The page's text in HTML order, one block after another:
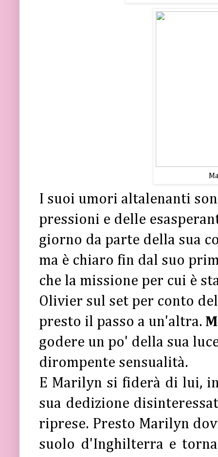
I suoi umori altalenanti
pressioni e delle
giorno da parte della sua
ma è chiaro fin dal suo
che la missione per cui è
Olivier sul set per conto
presto il passo a un'altra.
godere un po' della sua
dirompente sensualità.
E Marilyn si fiderà di lui,
sua dedizione
riprese. Presto Marilyn
suolo d'Inghilterra e